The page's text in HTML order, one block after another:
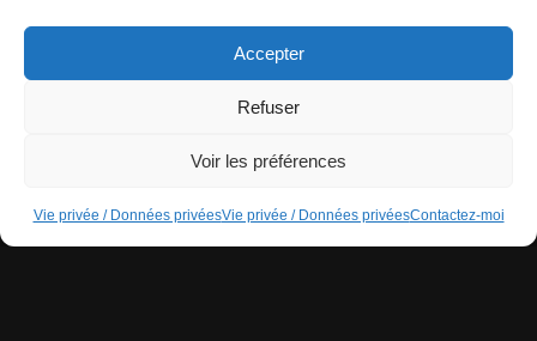
Accepter
Refuser
Voir les préférences
Vie privée / Données privéesVie privée / Données privéesContactez-moi